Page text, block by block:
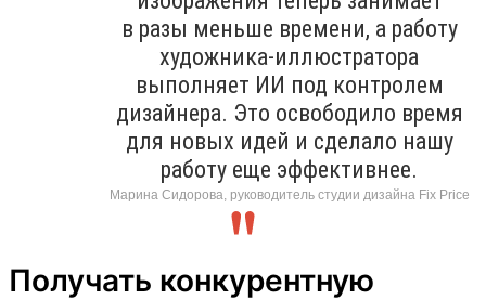
в разы меньше времени, а работу
художника-иллюстратора
выполняет ИИ под контролем
дизайнера. Это освободило время
для новых идей и сделало нашу
работу еще эффективнее.
Марина Сидорова, руководитель студии дизайна Fix Price
Получать конкурентную